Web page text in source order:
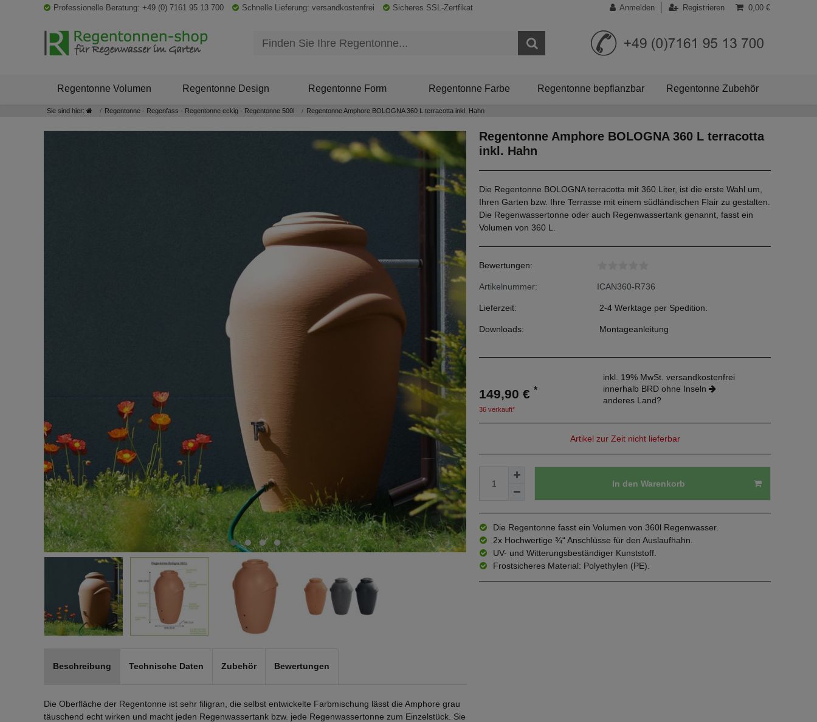
Professionelle Beratung: +49 (0) 7161 95 13 700 Schnelle Lieferung: versandkostenfrei Sicheres SSL-Zertfikat Anmelden Registrieren 0,00 €
Regentonne Volumen Regentonne Design Regentonne Form Regentonne Farbe Regentonne bepflanzbar Regentonne Zubehör
Sie sind hier: Regentonne - Regenfass - Regentonne eckig - Regentonne 500l Regentonne Amphore BOLOGNA 360 L terracotta inkl. Hahn
Regentonne Amphore BOLOGNA 360 L terracotta
inkl. Hahn
Die Regentonne BOLOGNA terracotta mit 360 Liter, ist die erste Wahl um,
Ihren Garten bzw. Ihre Terrasse mit einem südländischen Flair zu gestalten.
Die Regenwassertonne oder auch Regenwassertank genannt, fasst ein
Volumen von 360 L.
Bewertungen:
Artikelnummer: ICAN360-R736
Lieferzeit: 2-4 Werktage per Spedition.
Downloads: Montageanleitung
149,90 € *
36 verkauft*
inkl. 19% MwSt. versandkostenfrei
innerhalb BRD ohne Inseln
anderes Land?
Artikel zur Zeit nicht lieferbar
In den Warenkorb
Die Regentonne fasst ein Volumen von 360l Regenwasser.
2x Hochwertige ¾“ Anschlüsse für den Auslaufhahn.
UV- und Witterungsbeständiger Kunststoff.
Frostsicheres Material: Polyethylen (PE).
Beschreibung Technische Daten Zubehör Bewertungen
Die Oberfläche der Regentonne ist sehr filigran, die selbst entwickelte Farbmischung lässt die Amphore grau
täuschend echt wirken und macht jeden Regenwassertank bzw. jede Regenwassertonne zum Einzelstück. Sie